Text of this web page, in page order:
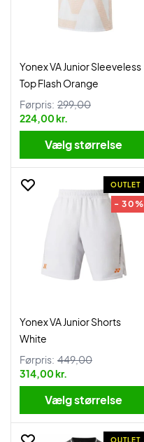
Yonex VA Junior Sleeveless
Top Flash Orange
Førpris: 299,00
224,00 kr.
Vælg størrelse
OUTLET
- 30%
Yonex VA Junior Shorts
White
Førpris: 449,00
314,00 kr.
Vælg størrelse
OUTLET